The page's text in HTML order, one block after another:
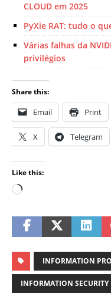
CLOUD em 2025
PyXie RAT: tudo o
Várias falhas da
privilégios
Share this:
Email Print
X Telegram
Like this:
INFORMATION
INFORMATION SECURITY